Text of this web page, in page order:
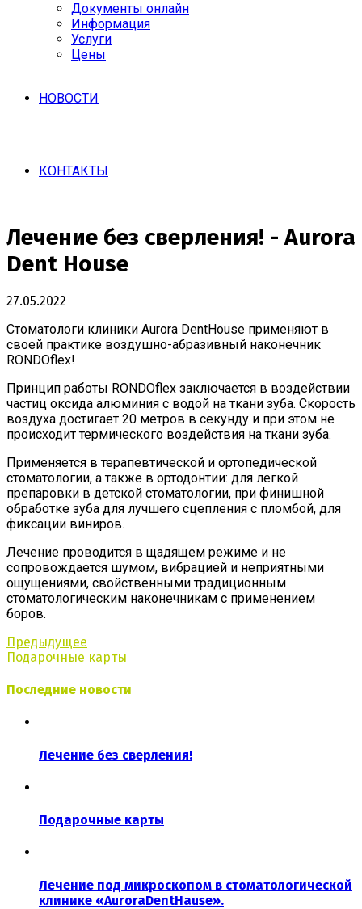
Документы онлайн
Информация
Услуги
Цены
НОВОСТИ
КОНТАКТЫ
Лечение без сверления! - Aurora
Dent House
27.05.2022
Стоматологи клиники Aurora DentHouse применяют в
своей практике воздушно-абразивный наконечник
RONDOflex!
Принцип работы RONDOflex заключается в воздействии
частиц оксида алюминия с водой на ткани зуба. Скорость
воздуха достигает 20 метров в секунду и при этом не
происходит термического воздействия на ткани зуба.
Применяется в терапевтической и ортопедической
стоматологии, а также в ортодонтии: для легкой
препаровки в детской стоматологии, при финишной
обработке зуба для лучшего сцепления с пломбой, для
фиксации виниров.
Лечение проводится в щадящем режиме и не
сопровождается шумом, вибрацией и неприятными
ощущениями, свойственными традиционным
стоматологическим наконечникам с применением
боров.
Предыдущее
Подарочные карты
Последние новости
Лечение без сверления!
Подарочные карты
Лечение под микроскопом в стоматологической
клинике «AuroraDentHause».